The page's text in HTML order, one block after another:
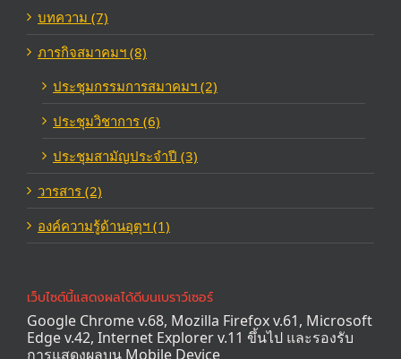
บทความ (7)
ภารกิจสมาคมฯ (8)
ประชุมกรรมการสมาคมฯ (2)
ประชุมวิชาการ (6)
ประชุมสามัญประจำปี (3)
วารสาร (2)
องค์ความรู้ด้านอุตุฯ (1)
เว็บไซต์นี้แสดงผลได้ดีบนเบราว์เซอร์
Google Chrome v.68, Mozilla Firefox v.61, Microsoft
Edge v.42, Internet Explorer v.11 ขึ้นไป และรองรับ
การแสดงผลบน Mobile Device